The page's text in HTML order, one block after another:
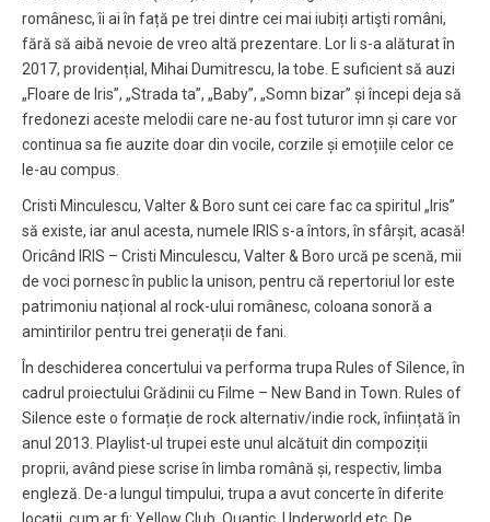
românesc, îi ai în față pe trei dintre cei mai iubiți artişti români,
fără să aibă nevoie de vreo altă prezentare. Lor li s-a alăturat în
2017, providențial, Mihai Dumitrescu, la tobe. E suficient să auzi
„Floare de Iris”, „Strada ta”, „Baby”, „Somn bizar” și începi deja să
fredonezi aceste melodii care ne-au fost tuturor imn și care vor
continua sa fie auzite doar din vocile, corzile și emoțiile celor ce
le-au compus.
Cristi Minculescu, Valter & Boro sunt cei care fac ca spiritul „Iris”
să existe, iar anul acesta, numele IRIS s-a întors, în sfârșit, acasă!
Oricând IRIS – Cristi Minculescu, Valter & Boro urcă pe scenă, mii
de voci pornesc în public la unison, pentru că repertoriul lor este
patrimoniu național al rock-ului românesc, coloana sonoră a
amintirilor pentru trei generații de fani.
În deschiderea concertului va performa trupa Rules of Silence, în
cadrul proiectului Grădinii cu Filme – New Band in Town. Rules of
Silence este o formație de rock alternativ/indie rock, înființată în
anul 2013. Playlist-ul trupei este unul alcătuit din compoziții
proprii, având piese scrise în limba română și, respectiv, limba
engleză. De-a lungul timpului, trupa a avut concerte în diferite